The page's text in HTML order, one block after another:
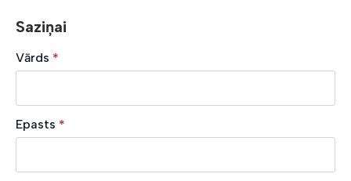
Saziņai
Vārds *
Epasts *